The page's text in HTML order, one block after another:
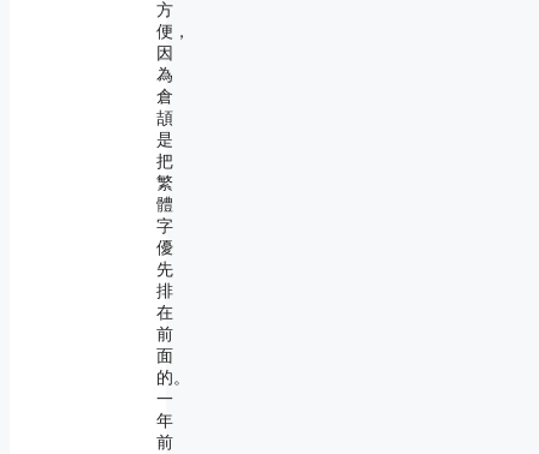
方
便，
因
為
倉
頡
是
把
繁
體
字
優
先
排
在
前
面
的。
一
年
前